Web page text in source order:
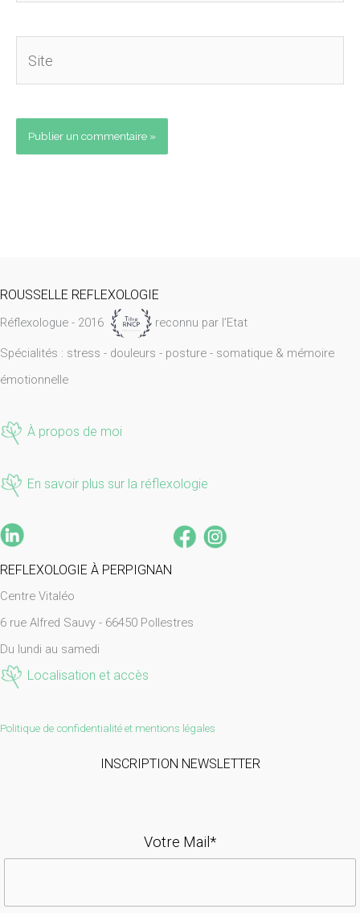
ROUSSELLE REFLEXOLOGIE
Réflexologue - 2016 reconnu par l’Etat
Spécialités : stress - douleurs - posture - somatique & mémoire
émotionnelle
À propos de moi
En savoir plus sur la réflexologie
REFLEXOLOGIE À PERPIGNAN
Centre Vitaléo
6 rue Alfred Sauvy - 66450 Pollestres
Du lundi au samedi
Localisation et accès
Politique de confidentialité et mentions légales
INSCRIPTION NEWSLETTER
Votre Mail*